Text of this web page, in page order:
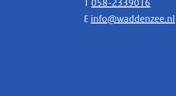
T 058-2339016
E info@waddenzee.nl